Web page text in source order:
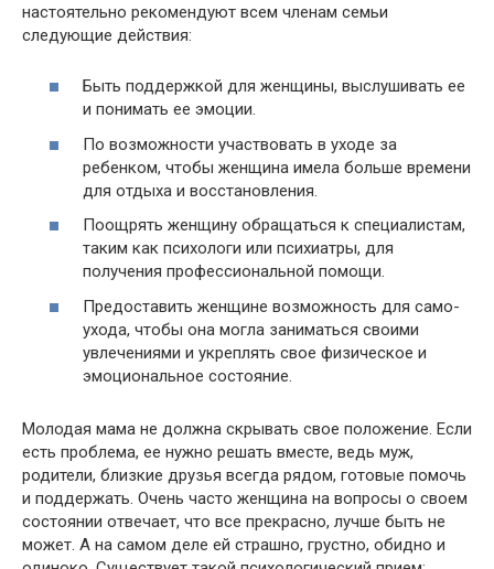
настоятельно рекомендуют всем членам семьи
следующие действия:
Быть поддержкой для женщины, выслушивать ее
и понимать ее эмоции.
По возможности участвовать в уходе за
ребенком, чтобы женщина имела больше времени
для отдыха и восстановления.
Поощрять женщину обращаться к специалистам,
таким как психологи или психиатры, для
получения профессиональной помощи.
Предоставить женщине возможность для само-
ухода, чтобы она могла заниматься своими
увлечениями и укреплять свое физическое и
эмоциональное состояние.
Молодая мама не должна скрывать свое положение. Если
есть проблема, ее нужно решать вместе, ведь муж,
родители, близкие друзья всегда рядом, готовые помочь
и поддержать. Очень часто женщина на вопросы о своем
состоянии отвечает, что все прекрасно, лучше быть не
может. А на самом деле ей страшно, грустно, обидно и